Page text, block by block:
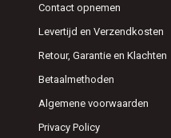
Contact opnemen
Levertijd en Verzendkosten
Retour, Garantie en Klachten
Betaalmethoden
Algemene voorwaarden
Privacy Policy